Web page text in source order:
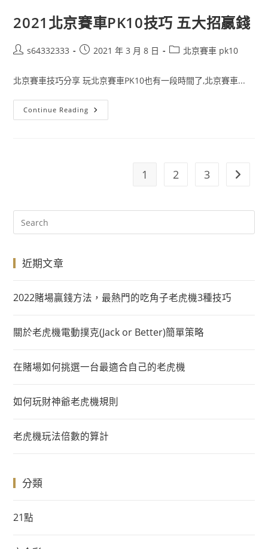
2021北京賽車PK10技巧 五大招贏錢
s64332333 2021 年 3 月 8 日 北京賽車 pk10
北京賽車技巧分享 玩北京賽車PK10也有一段時間了,北京賽車...
Continue Reading
1 2 3
近期文章
2022賭場贏錢方法，最熱門的吃角子老虎機3種技巧
關於老虎機電動撲克(Jack or Better)簡單策略
在賭場如何挑選一台最適合自己的老虎機
如何玩財神爺老虎機規則
老虎機玩法倍數的算計
分類
21點